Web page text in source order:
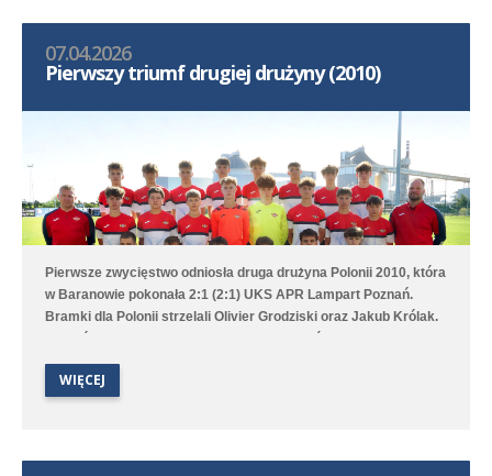
07.04.2026
Pierwszy triumf drugiej drużyny (2010)
Pierwsze zwycięstwo odniosła druga drużyna Polonii 2010, która
w Baranowie pokonała 2:1 (2:1) UKS APR Lampart Poznań.
Bramki dla Polonii strzelali Olivier Grodziski oraz Jakub Królak.
która rywalizowała z GES-em Poznań. Mecz zakończył się
wynikiem 1:2 (0:2), a jedyną bramkę dla Średzian strzelił z rzutu
karnego Sviatoslav Melnykov.
WIĘCEJ